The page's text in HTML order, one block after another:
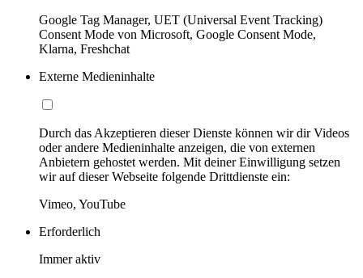
Google Tag Manager, UET (Universal Event Tracking)
Consent Mode von Microsoft, Google Consent Mode,
Klarna, Freshchat
Externe Medieninhalte
Durch das Akzeptieren dieser Dienste können wir dir Videos
oder andere Medieninhalte anzeigen, die von externen
Anbietern gehostet werden. Mit deiner Einwilligung setzen
wir auf dieser Webseite folgende Drittdienste ein:
Vimeo, YouTube
Erforderlich
Immer aktiv